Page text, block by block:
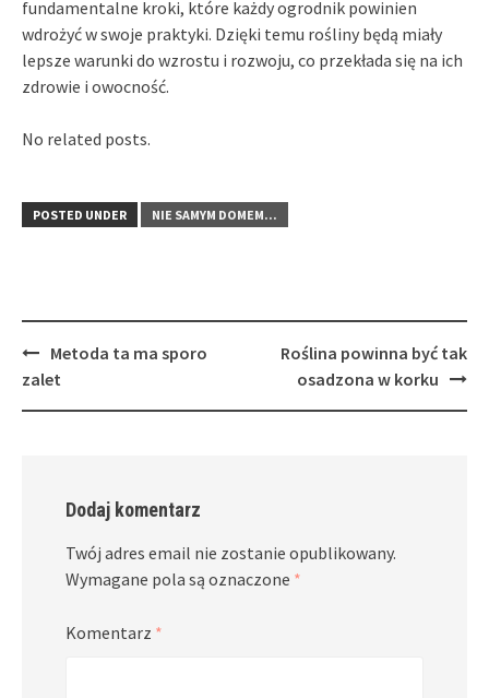
fundamentalne kroki, które każdy ogrodnik powinien
wdrożyć w swoje praktyki. Dzięki temu rośliny będą miały
lepsze warunki do wzrostu i rozwoju, co przekłada się na ich
zdrowie i owocność.
No related posts.
POSTED UNDER NIE SAMYM DOMEM...
Post
navigation
Metoda ta ma sporo
zalet
Roślina powinna być tak
osadzona w korku
Dodaj komentarz
Twój adres email nie zostanie opublikowany.
Wymagane pola są oznaczone *
Komentarz *